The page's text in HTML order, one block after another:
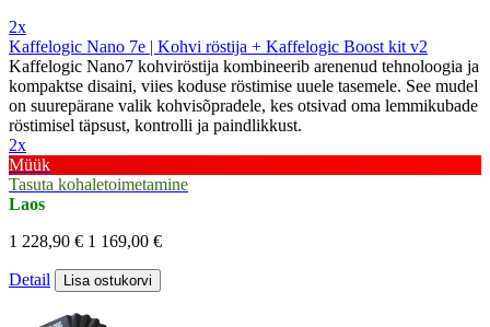
2x
Kaffelogic Nano 7e | Kohvi röstija + Kaffelogic Boost kit v2
Kaffelogic Nano7 kohviröstija kombineerib arenenud tehnoloogia ja
kompaktse disaini, viies koduse röstimise uuele tasemele. See mudel
on suurepärane valik kohvisõpradele, kes otsivad oma lemmikubade
röstimisel täpsust, kontrolli ja paindlikkust.
2x
Müük
Tasuta kohaletoimetamine
Laos
1 228,90 € 1 169,00 €
Detail Lisa ostukorvi